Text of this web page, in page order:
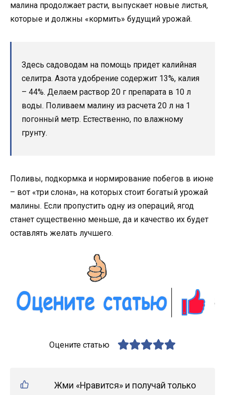
малина продолжает расти, выпускает новые листья,
которые и должны «кормить» будущий урожай.
Здесь садоводам на помощь придет калийная
селитра. Азота удобрение содержит 13%, калия
– 44%. Делаем раствор 20 г препарата в 10 л
воды. Поливаем малину из расчета 20 л на 1
погонный метр. Естественно, по влажному
грунту.
Поливы, подкормка и нормирование побегов в июне
– вот «три слона», на которых стоит богатый урожай
малины. Если пропустить одну из операций, ягод
станет существенно меньше, да и качество их будет
оставлять желать лучшего.
Оцените статью
Жми «Нравится» и получай только